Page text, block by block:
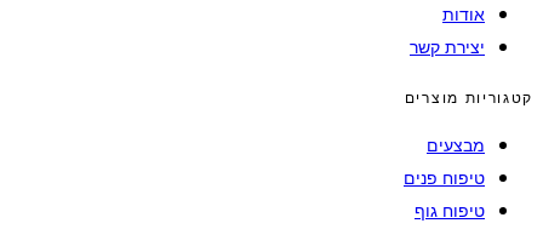
אודות
יצירת קשר
קטגוריות מוצרים
מבצעים
טיפוח פנים
טיפוח גוף